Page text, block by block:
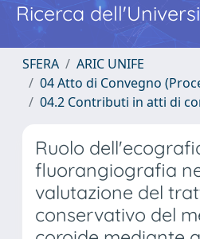
Ricerca
SFERA
ARIC UNIFE
04 Atto di Convegno
04.2 Contributi in atti di
Ruolo
fluorangiografia
valutazione del
conservativo del